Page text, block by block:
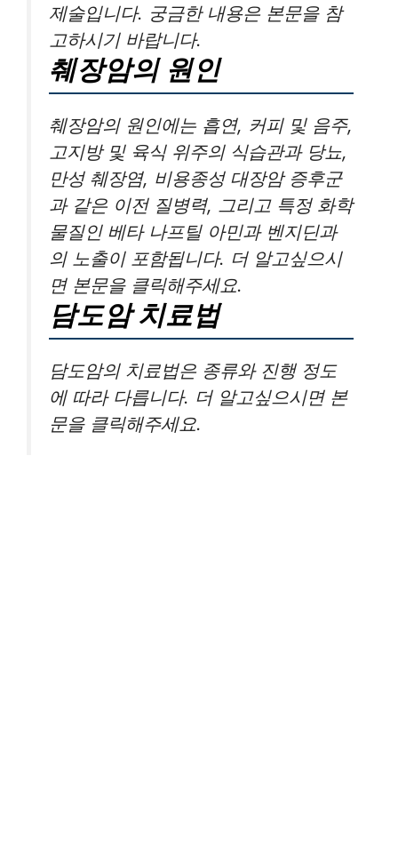
제술입니다. 궁금한 내용은 본문을 참
고하시기 바랍니다.
췌장암의 원인
췌장암의 원인에는 흡연, 커피 및 음주,
고지방 및 육식 위주의 식습관과 당뇨,
만성 췌장염, 비용종성 대장암 증후군
과 같은 이전 질병력, 그리고 특정 화학
물질인 베타 나프틸 아민과 벤지딘과
의 노출이 포함됩니다. 더 알고싶으시
면 본문을 클릭해주세요.
담도암 치료법
담도암의 치료법은 종류와 진행 정도
에 따라 다릅니다. 더 알고싶으시면 본
문을 클릭해주세요.